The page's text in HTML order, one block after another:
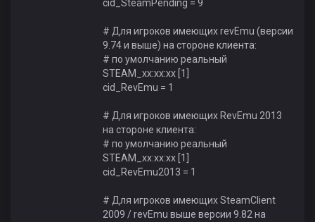
cid_SteamPending = 9
# Для игроков имеющих revEmu (версии
9.74 и выше) на стороне клиента:
# по умолчанию реальный
STEAM_xx:xx:xx [1]
cid_RevEmu = 1
# Для игроков имеющих RevEmu 2013
на стороне клиента:
# по умолчанию реальный
STEAM_xx:xx:xx [1]
cid_RevEmu2013 = 1
# Для игроков имеющих SteamClient
2009 / revEmu выше версии 9.82 на